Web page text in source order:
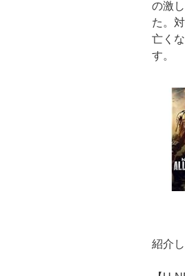
の激
た。
亡く
す。
紹介